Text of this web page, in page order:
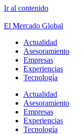
Ir al contenido
El Mercado Global
Actualidad
Asesoramiento
Empresas
Experiencias
Tecnología
Actualidad
Asesoramiento
Empresas
Experiencias
Tecnología